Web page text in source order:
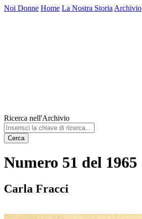
Noi Donne Home La Nostra Storia Archivio
Ricerca nell'Archivio
Cerca
Numero 51 del 1965
Carla Fracci